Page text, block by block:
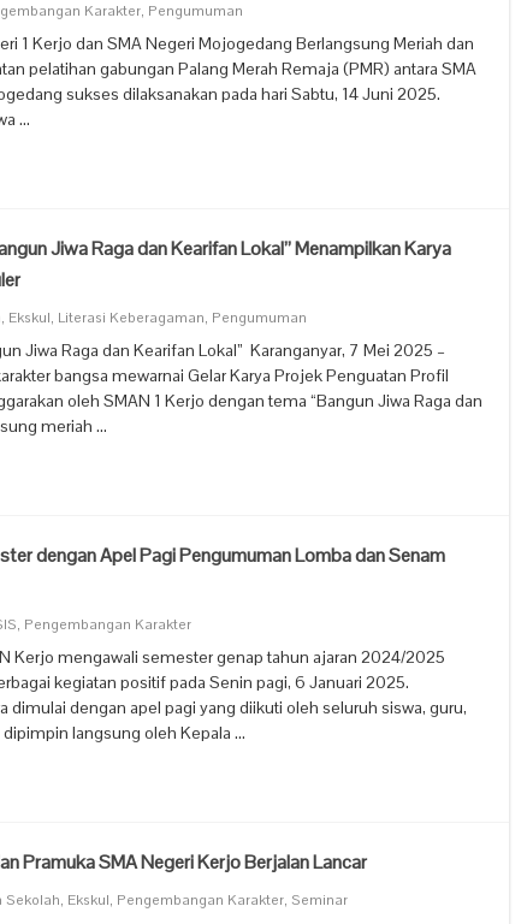
Karakter, Pengumuman
1 Kerjo dan SMA Negeri Mojogedang Berlangsung Meriah dan
pelatihan gabungan Palang Merah Remaja (PMR) antara SMA
sukses dilaksanakan pada hari Sabtu, 14 Juni 2025.
…
Jiwa Raga dan Kearifan Lokal” Menampilkan Karya
, Ekskul, Literasi Keberagaman, Pengumuman
Jiwa Raga dan Kearifan Lokal” Karanganyar, 7 Mei 2025 –
bangsa mewarnai Gelar Karya Projek Penguatan Profil
oleh SMAN 1 Kerjo dengan tema “Bangun Jiwa Raga dan
meriah …
dengan Apel Pagi Pengumuman Lomba dan Senam
, Pengembangan Karakter
Kerjo mengawali semester genap tahun ajaran 2024/2025
kegiatan positif pada Senin pagi, 6 Januari 2025.
dimulai dengan apel pagi yang diikuti oleh seluruh siswa, guru,
langsung oleh Kepala …
Pramuka SMA Negeri Kerjo Berjalan Lancar
Sekolah, Ekskul, Pengembangan Karakter, Seminar